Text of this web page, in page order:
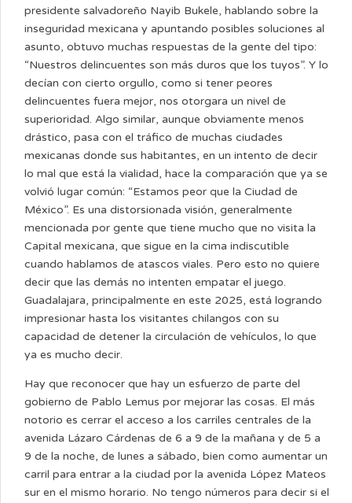
presidente salvadoreño Nayib Bukele, hablando sobre la
inseguridad mexicana y apuntando posibles soluciones al
asunto, obtuvo muchas respuestas de la gente del tipo:
“Nuestros delincuentes son más duros que los tuyos”. Y lo
decían con cierto orgullo, como si tener peores
delincuentes fuera mejor, nos otorgara un nivel de
superioridad. Algo similar, aunque obviamente menos
drástico, pasa con el tráfico de muchas ciudades
mexicanas donde sus habitantes, en un intento de decir
lo mal que está la vialidad, hace la comparación que ya se
volvió lugar común: “Estamos peor que la Ciudad de
México”. Es una distorsionada visión, generalmente
mencionada por gente que tiene mucho que no visita la
Capital mexicana, que sigue en la cima indiscutible
cuando hablamos de atascos viales. Pero esto no quiere
decir que las demás no intenten empatar el juego.
Guadalajara, principalmente en este 2025, está logrando
impresionar hasta los visitantes chilangos con su
capacidad de detener la circulación de vehículos, lo que
ya es mucho decir.
Hay que reconocer que hay un esfuerzo de parte del
gobierno de Pablo Lemus por mejorar las cosas. El más
notorio es cerrar el acceso a los carriles centrales de la
avenida Lázaro Cárdenas de 6 a 9 de la mañana y de 5 a
9 de la noche, de lunes a sábado, bien como aumentar un
carril para entrar a la ciudad por la avenida López Mateos
sur en el mismo horario. No tengo números para decir si el